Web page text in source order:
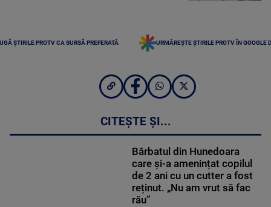
ȘTIRILE PROTV CA SURSĂ PREFERATĂ URMĂREȘTE ȘTIRILE PROTV ÎN GOOGLE
CITEȘTE ȘI...
Bărbatul din Hunedoara
care și-a amenințat copilul
de 2 ani cu un cutter a fost
reținut. „Nu am vrut să fac
rău”